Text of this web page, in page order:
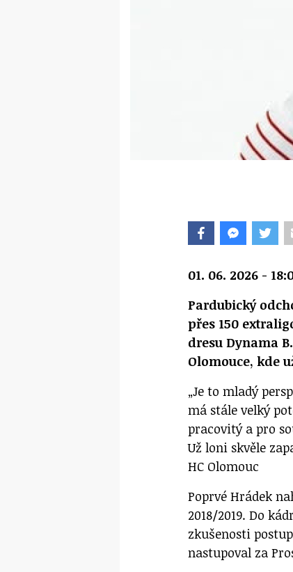
01. 06. 2026 -
Pardubický
přes 150
dresu Dynama
Olomouce, kde
„Je to mladý
má stále velký
pracovitý a pro
Už loni skvěle
HC Olomouc
Poprvé Hrádek
2018/2019. Do
zkušenosti
nastupoval za